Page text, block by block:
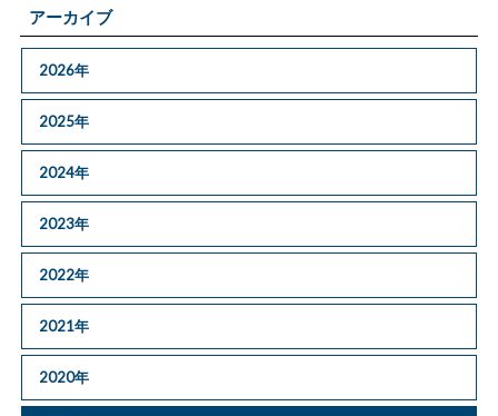
アーカイブ
2026年
2025年
2024年
2023年
2022年
2021年
2020年